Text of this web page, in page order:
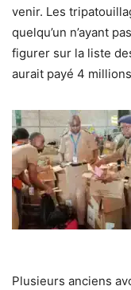
venir. Les
quelqu’un n’ayant
figurer sur la liste
aurait payé 4
Plusieurs anciens